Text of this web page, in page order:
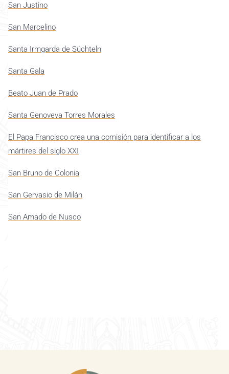
San Justino
San Marcelino
Santa Irmgarda de Süchteln
Santa Gala
Beato Juan de Prado
Santa Genoveva Torres Morales
El Papa Francisco crea una comisión para identificar a los
mártires del siglo XXI
San Bruno de Colonia
San Gervasio de Milán
San Amado de Nusco